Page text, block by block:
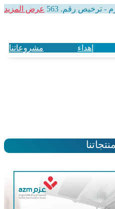
- ترخيص رقم. 563 عرض المزيد
مشروعاتنا
إهداء